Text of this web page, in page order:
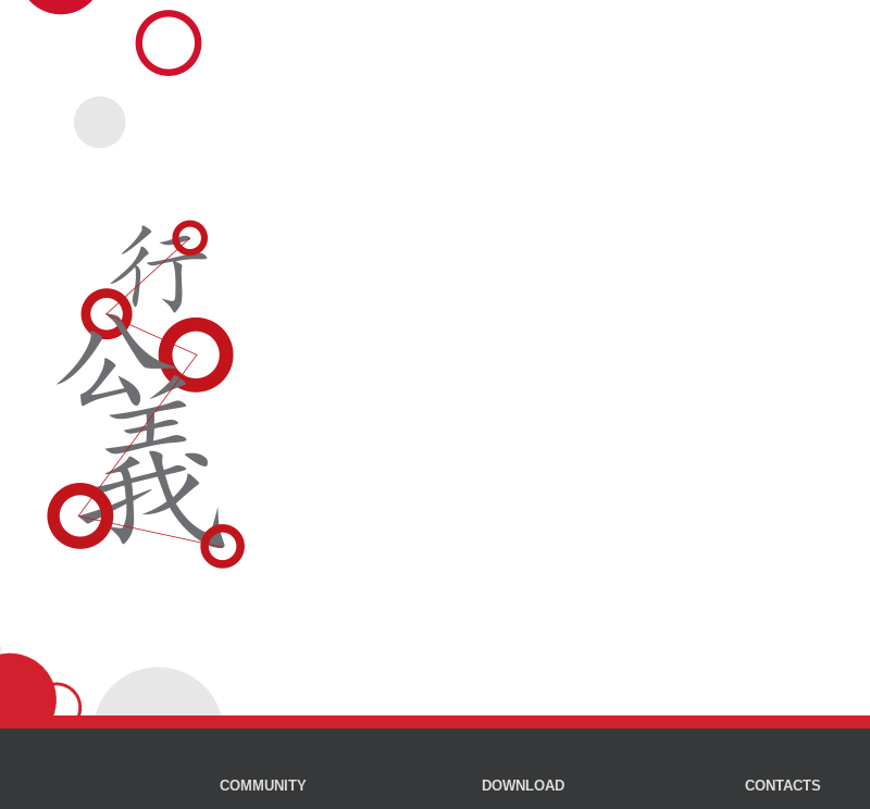
COMMUNITY DOWNLOAD CONTACTS